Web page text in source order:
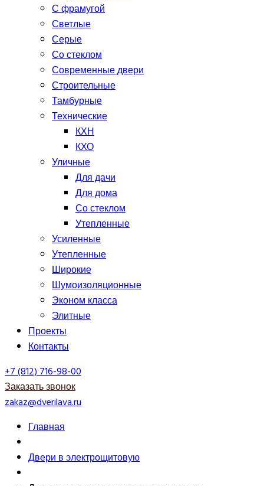
С фрамугой
Светлые
Серые
Со стеклом
Современные двери
Строительные
Тамбурные
Технические
КХН
КХО
Уличные
Для дачи
Для дома
Со стеклом
Утепленные
Усиленные
Утепленные
Широкие
Шумоизоляционные
Эконом класса
Элитные
Проекты
Контакты
+7 (812) 716-98-00
Заказать звонок
zakaz@dverilava.ru
Главная
Двери в электрощитовую